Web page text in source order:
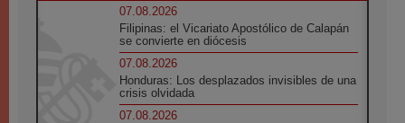
07.08.2026
Filipinas: el Vicariato Apostólico de Calapán
se convierte en diócesis
07.08.2026
Honduras: Los desplazados invisibles de una
crisis olvidada
07.08.2026